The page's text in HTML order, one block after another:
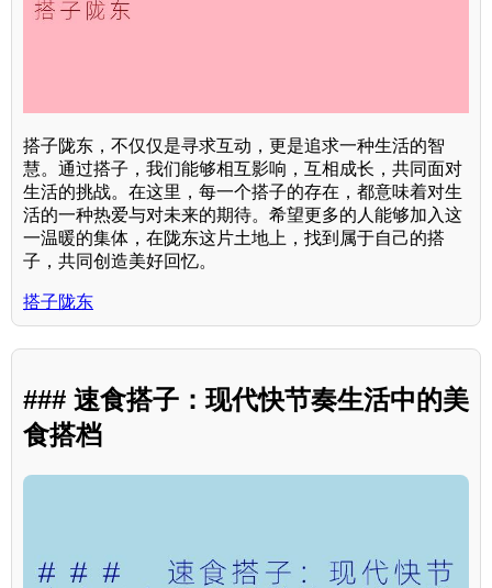
搭子陇东，不仅仅是寻求互动，更是追求一种生活的智
慧。通过搭子，我们能够相互影响，互相成长，共同面对
生活的挑战。在这里，每一个搭子的存在，都意味着对生
活的一种热爱与对未来的期待。希望更多的人能够加入这
一温暖的集体，在陇东这片土地上，找到属于自己的搭
子，共同创造美好回忆。
搭子陇东
### 速食搭子：现代快节奏生活中的美
食搭档